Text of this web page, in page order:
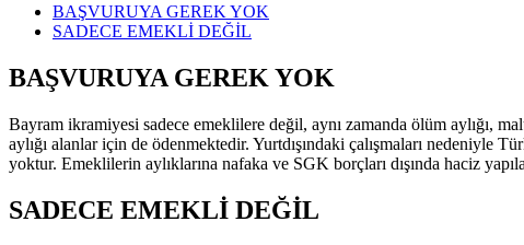
BAŞVURUYA GEREK YOK
SADECE EMEKLİ DEĞİL
BAŞVURUYA GEREK YOK
Bayram ikramiyesi sadece emeklilere değil, aynı zamanda ölüm aylığı,
aylığı alanlar için de ödenmektedir. Yurtdışındaki çalışmaları
yoktur. Emeklilerin aylıklarına nafaka ve SGK borçları dışında haciz
SADECE EMEKLİ DEĞİL